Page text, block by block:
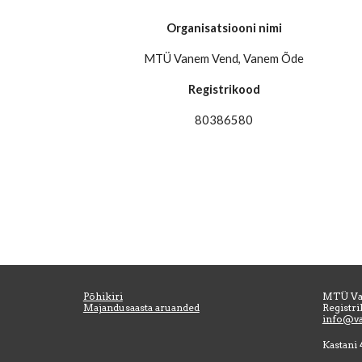
Organisatsiooni nimi
MTÜ Vanem Vend, Vanem Õde
Registrikood
80386580
Põhikiri
Majandusaasta aruanded
MTÜ
Kastani